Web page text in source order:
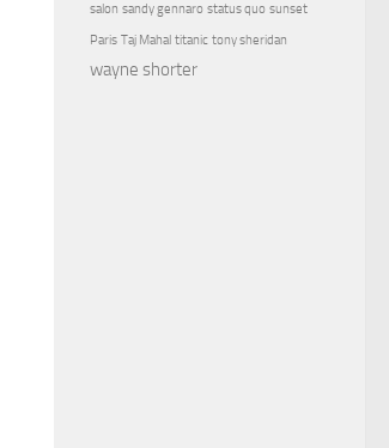
salon sandy gennaro status quo sunset
Paris Taj Mahal titanic tony sheridan
wayne shorter